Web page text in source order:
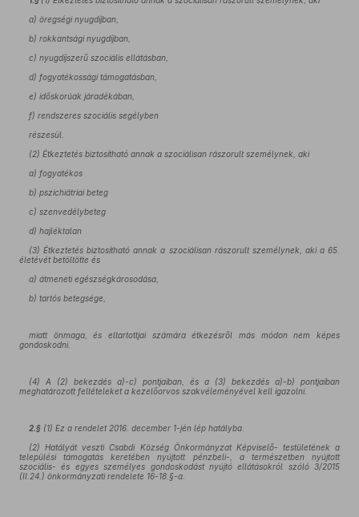
a) öregségi nyugdíjban,
b) rokkantsági nyugdíjban,
c) nyugdíjszerű szociális ellátásban,
d) fogyatékossági támogatásban,
e) időskorúak járadékában,
f) rendszeres szociális segélyben
részesül.
(2) Étkeztetés biztosítható annak a szociálisan rászorult személynek, aki
a) fogyatékos
b) pszichiátriai beteg
c) szenvedélybeteg
d) hajléktalan
(3)Étkeztetés biztosítható annak a szociálisan rászorult személynek, aki a 65.
életévét betöltötte és
a) átmeneti egészségkárosodása,
b) tartós betegsége,
miatt önmaga, és eltartottjai számára étkezésről más módon nem képes
gondoskodni.
(4) A (2) bekezdés a)-c) pontjaiban, és a (3) bekezdés a)-b) pontjaiban
meghatározott feltételeket a kezelőorvos szakvéleményével kell igazolni.
2.§ (1) Ez a rendelet 2016. december 1-jén lép hatályba.
(2) Hatályát veszti Csabdi Község Önkormányzat Képviselő- testületének a
települési támogatás keretében nyújtott pénzbeli-, a természetben nyújtott
szociális- és egyes személyes gondoskodást nyújtó ellátásokról szóló 3/2015
(II.24.) önkormányzati rendelete 16-18.§-a.